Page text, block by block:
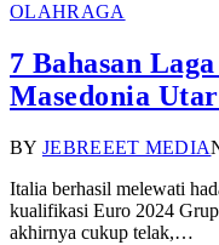
OLAHRAGA
7 Bahasan
Masedonia
BY JEBREEET MEDIA
Italia berhasil melewati
kualifikasi Euro 2024
akhirnya cukup telak,…